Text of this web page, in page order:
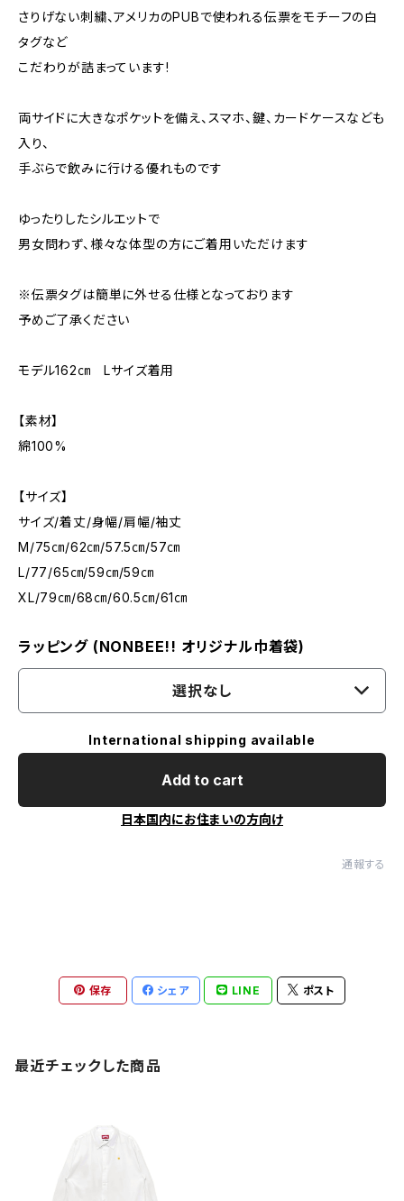
さりげない刺繍、アメリカのPUBで使われる伝票をモチーフの白
タグなど
こだわりが詰まっています!
両サイドに大きなポケットを備え、スマホ、鍵、カードケースなども
入り、
手ぶらで飲みに行ける優れものです
ゆったりしたシルエットで
男女問わず、様々な体型の方にご着用いただけます
※伝票タグは簡単に外せる仕様となっております
予めご了承ください
モデル162㎝ Lサイズ着用
【素材】
綿100%
【サイズ】
サイズ/着丈/身幅/肩幅/袖丈
M/75㎝/62㎝/57.5㎝/57㎝
L/77/65㎝/59㎝/59㎝
XL/79㎝/68㎝/60.5㎝/61㎝
ラッピング (NONBEE!! オリジナル巾着袋)
選択なし
International shipping available
Add to cart
日本国内にお住まいの方向け
通報する
保存 シェア LINE ポスト
最近チェックした商品